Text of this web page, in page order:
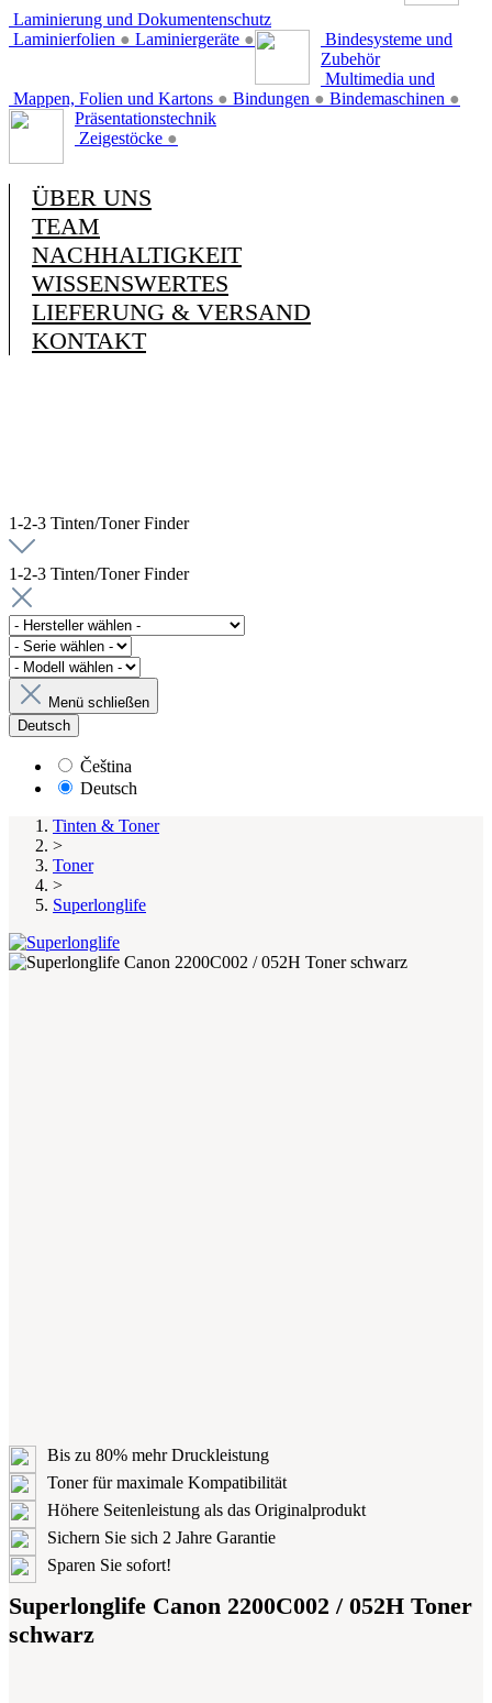
Laminierung und Dokumentenschutz
Laminierfolien ● Laminiergeräte ●
Bindesysteme und
Zubehör
Mappen, Folien und Kartons ● Bindungen ● Bindemaschinen ●
Multimedia und
Präsentationstechnik
Zeigestöcke ●
ÜBER UNS
TEAM
NACHHALTIGKEIT
WISSENSWERTES
LIEFERUNG & VERSAND
KONTAKT
1-2-3 Tinten/Toner Finder
1-2-3 Tinten/Toner Finder
Menü schließen
Deutsch
Čeština
Deutsch
Tinten & Toner
>
Toner
>
Superlonglife
Bis zu 80% mehr Druckleistung
Toner für maximale Kompatibilität
Höhere Seitenleistung als das Originalprodukt
Sichern Sie sich 2 Jahre Garantie
Sparen Sie sofort!
Superlonglife Canon 2200C002 / 052H Toner
schwarz